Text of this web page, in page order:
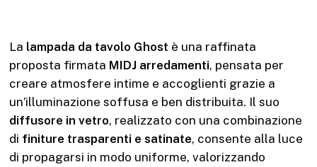
La lampada da tavolo Ghost è una raffinata
proposta firmata MIDJ arredamenti, pensata per
creare atmosfere intime e accoglienti grazie a
un’illuminazione soffusa e ben distribuita. Il suo
diffusore in vetro, realizzato con una combinazione
di finiture trasparenti e satinate, consente alla luce
di propagarsi in modo uniforme, valorizzando